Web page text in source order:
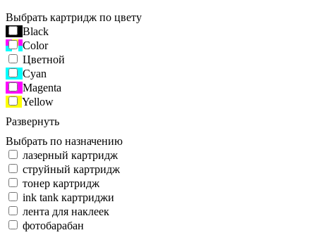
Выбрать картридж по цвету
Black
Color
Цветной
Cyan
Magenta
Yellow
Развернуть
Выбрать по назначению
лазерный картридж
струйный картридж
тонер картридж
ink tank картриджи
лента для наклеек
фотобарабан